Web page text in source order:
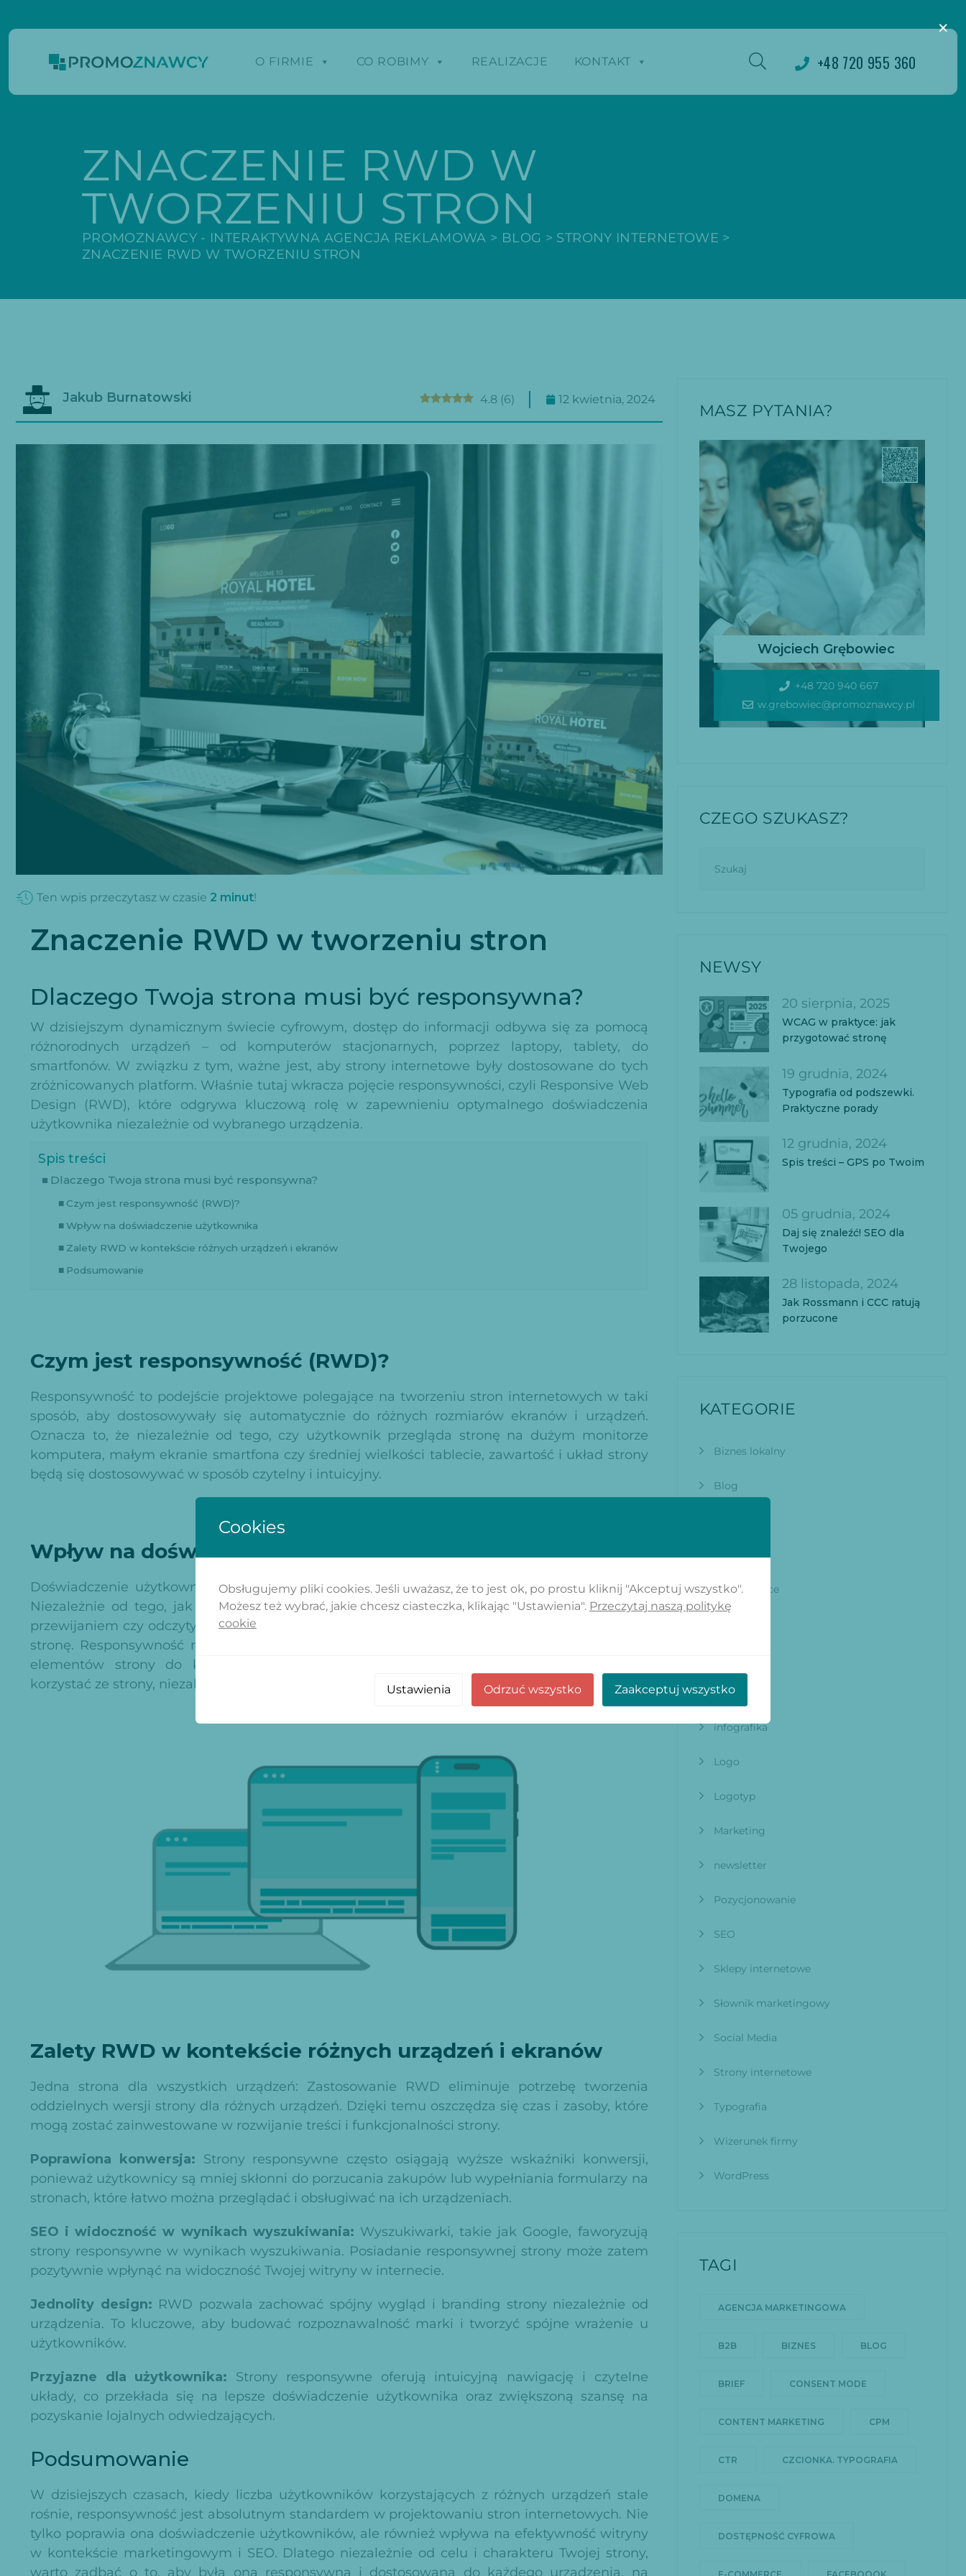
O FIRMIE CO ROBIMY REALIZACJE KONTAKT +48 720 955 360
ZNACZENIE RWD W
TWORZENIU STRON
PROMOZNAWCY - INTERAKTYWNA AGENCJA REKLAMOWA > BLOG > STRONY INTERNETOWE >
ZNACZENIE RWD W TWORZENIU STRON
Jakub Burnatowski 4.8 (6) 12 kwietnia, 2024
Ten wpis przeczytasz w czasie 2 minut!
Znaczenie RWD w tworzeniu stron
Dlaczego Twoja strona musi być responsywna?
W dzisiejszym dynamicznym świecie cyfrowym, dostęp do informacji odbywa się za pomocą
różnorodnych urządzeń – od komputerów stacjonarnych, poprzez laptopy, tablety, do
smartfonów. W związku z tym, ważne jest, aby strony internetowe były dostosowane do tych
zróżnicowanych platform. Właśnie tutaj wkracza pojęcie responsywności, czyli Responsive Web
Design (RWD), które odgrywa kluczową rolę w zapewnieniu optymalnego doświadczenia
użytkownika niezależnie od wybranego urządzenia.
Spis treści
Dlaczego Twoja strona musi być responsywna?
Czym jest responsywność (RWD)?
Wpływ na doświadczenie użytkownika
Zalety RWD w kontekście różnych urządzeń i ekranów
Podsumowanie
Czym jest responsywność (RWD)?
Responsywność to podejście projektowe polegające na tworzeniu stron internetowych w taki
sposób, aby dostosowywały się automatycznie do różnych rozmiarów ekranów i urządzeń.
Oznacza to, że niezależnie od tego, czy użytkownik przegląda stronę na dużym monitorze
komputera, małym ekranie smartfona czy średniej wielkości tablecie, zawartość i układ strony
będą się dostosowywać w sposób czytelny i intuicyjny.
Wpływ na doświadczenie użytkownika
Doświadczenie użytkownika odgrywa kluczową rolę w sukcesie każdej strony internetowej.
Niezależnie od tego, jak wartościowa jest treść, jeśli użytkownik ma trudności z nawigacją,
przewijaniem czy odczytywaniem tekstu, istnieje duże prawdopodobieństwo, że szybko opuści
stronę. Responsywność ma na celu wyeliminowanie tych problemów poprzez dostosowanie
elementów strony do konkretnej platformy. Dzięki temu użytkownik może swobodnie
korzystać ze strony, niezależnie od swojego urządzenia.
Zalety RWD w kontekście różnych urządzeń i ekranów
Jedna strona dla wszystkich urządzeń: Zastosowanie RWD eliminuje potrzebę tworzenia
oddzielnych wersji strony dla różnych urządzeń. Dzięki temu oszczędza się czas i zasoby, które
mogą zostać zainwestowane w rozwijanie treści i funkcjonalności strony.
Poprawiona konwersja: Strony responsywne często osiągają wyższe wskaźniki konwersji,
ponieważ użytkownicy są mniej skłonni do porzucania zakupów lub wypełniania formularzy na
stronach, które łatwo można przeglądać i obsługiwać na ich urządzeniach.
SEO i widoczność w wynikach wyszukiwania: Wyszukiwarki, takie jak Google, faworyzują
strony responsywne w wynikach wyszukiwania. Posiadanie responsywnej strony może zatem
pozytywnie wpłynąć na widoczność Twojej witryny w internecie.
Jednolity design: RWD pozwala zachować spójny wygląd i branding strony niezależnie od
urządzenia. To kluczowe, aby budować rozpoznawalność marki i tworzyć spójne wrażenie u
użytkowników.
Przyjazne dla użytkownika: Strony responsywne oferują intuicyjną nawigację i czytelne
układy, co przekłada się na lepsze doświadczenie użytkownika oraz zwiększoną szansę na
pozyskanie lojalnych odwiedzających.
Podsumowanie
W dzisiejszych czasach, kiedy liczba użytkowników korzystających z różnych urządzeń stale
rośnie, responsywność jest absolutnym standardem w projektowaniu stron internetowych. Nie
tylko poprawia ona doświadczenie użytkowników, ale również wpływa na efektywność witryny
w kontekście marketingowym i SEO. Dlatego niezależnie od celu i charakteru Twojej strony,
warto zadbać o to, aby była ona responsywna i dostosowana do każdego urządzenia, na
MASZ PYTANIA?
Wojciech Grębowiec
+48 720 940 667
w.grebowiec@promoznawcy.pl
CZEGO SZUKASZ?
NEWSY
20 sierpnia, 2025
WCAG w praktyce: jak
przygotować stronę
19 grudnia, 2024
Typografia od podszewki.
Praktyczne porady
12 grudnia, 2024
Spis treści – GPS po Twoim
05 grudnia, 2024
Daj się znaleźć! SEO dla
Twojego
28 listopada, 2024
Jak Rossmann i CCC ratują
porzucone
KATEGORIE
Biznes lokalny
Blog
Czcionka
E-commerce
grafika
infografika
Logo
Logotyp
Marketing
newsletter
Pozycjonowanie
SEO
Sklepy internetowe
Słownik marketingowy
Social Media
Strony internetowe
Typografia
Wizerunek firmy
WordPress
TAGI
AGENCJA MARKETINGOWA
B2B BIZNES BLOG
BRIEF CONSENT MODE
CONTENT MARKETING CPM
CTR CZCIONKA. TYPOGRAFIA
DOMENA
DOSTĘPNOŚĆ CYFROWA
×
Cookies
Obsługujemy pliki cookies. Jeśli uważasz, że to jest ok, po prostu kliknij "Akceptuj wszystko".
Możesz też wybrać, jakie chcesz ciasteczka, klikając "Ustawienia". Przeczytaj naszą politykę
cookie
Ustawienia Odrzuć wszystko Zaakceptuj wszystko